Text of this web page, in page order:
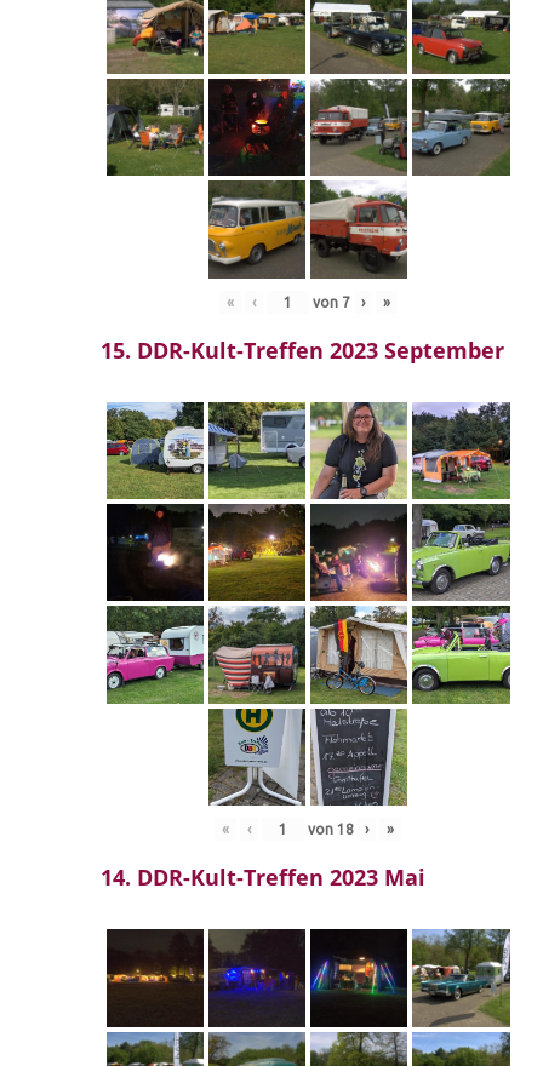
« ‹ von 7 › »
15. DDR-Kult-Treffen 2023 September
« ‹ von 18 › »
14. DDR-Kult-Treffen 2023 Mai